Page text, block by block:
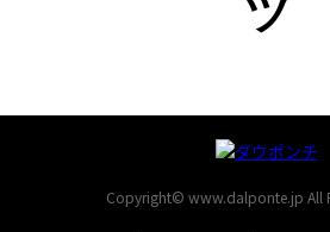
ツ
Copyright© www.dalponte.jp All